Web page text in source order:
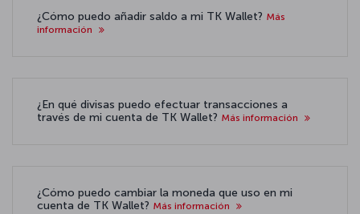
¿Cómo puedo añadir saldo a mi TK Wallet? Más
información
¿En qué divisas puedo efectuar transacciones a
través de mi cuenta de TK Wallet? Más información
¿Cómo puedo cambiar la moneda que uso en mi
cuenta de TK Wallet? Más información